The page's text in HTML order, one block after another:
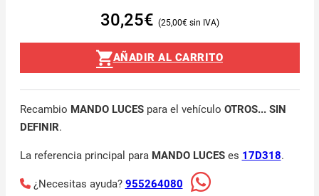
30,25€ 25,00€
AÑADIR AL CARRITO
Recambio MANDO LUCESpara el vehículo OTROS... SIN
DEFINIR.
La referencia principal para MANDO LUCESes 17D318.
¿Necesitas ayuda? 955264080